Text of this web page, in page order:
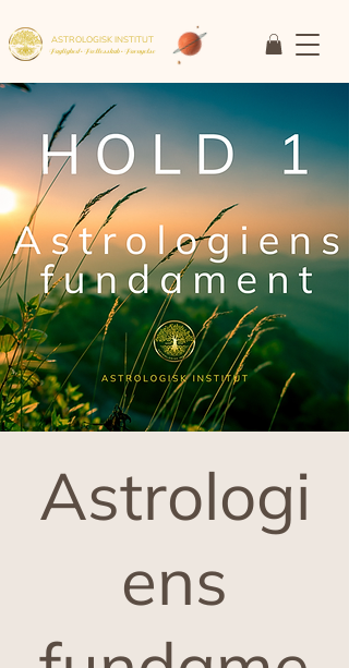
ASTROLOGISK INSTITUT
Faglighed • Fællesskab• Fornyelse
Astrologi
ens